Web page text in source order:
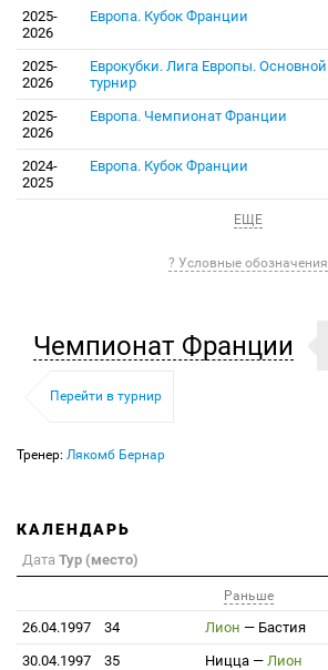
2025-
2026
Европа. Кубок Франции
2025-
2026
Еврокубки. Лига Европы. Основной
турнир
2025-
2026
Европа. Чемпионат Франции
2024-
2025
Европа. Кубок Франции
ЕЩЕ
? Условные обозначения
Чемпионат Франции
Перейти в турнир
Тренер: Лякомб Бернар
КАЛЕНДАРЬ
Дата Тур (место)
Раньше
26.04.1997 34 Лион — Бастия
30.04.1997
35 Ницца — Лион